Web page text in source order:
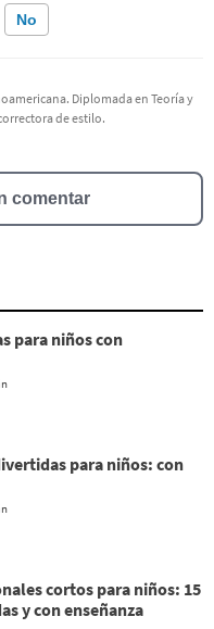
No
incorrecta
que busco
Diplomada en Teoría y
de estilo.
comentar
para niños con
para niños: con
cortos para niños: 15
y con enseñanza